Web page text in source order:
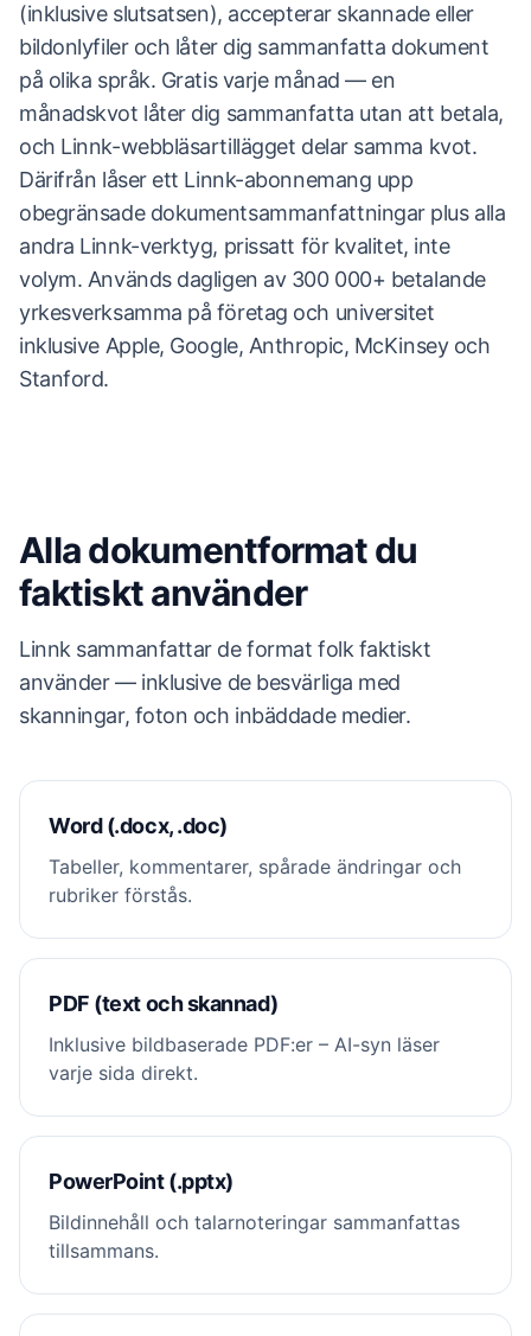
(inklusive slutsatsen), accepterar skannade eller
bildonlyfiler och låter dig sammanfatta dokument
på olika språk. Gratis varje månad — en
månadskvot låter dig sammanfatta utan att betala,
och Linnk-webbläsartillägget delar samma kvot.
Därifrån låser ett Linnk-abonnemang upp
obegränsade dokumentsammanfattningar plus alla
andra Linnk-verktyg, prissatt för kvalitet, inte
volym. Används dagligen av 300 000+ betalande
yrkesverksamma på företag och universitet
inklusive Apple, Google, Anthropic, McKinsey och
Stanford.
Alla dokumentformat du
faktiskt använder
Linnk sammanfattar de format folk faktiskt
använder — inklusive de besvärliga med
skanningar, foton och inbäddade medier.
Word (.docx, .doc)
Tabeller, kommentarer, spårade ändringar och
rubriker förstås.
PDF (text och skannad)
Inklusive bildbaserade PDF:er – AI-syn läser
varje sida direkt.
PowerPoint (.pptx)
Bildinnehåll och talarnoteringar sammanfattas
tillsammans.